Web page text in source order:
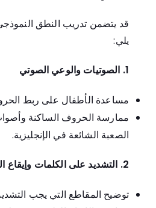
يلي:
1. الصوتيات والوعي الصوتي
مساعدة الأطفال على ربط
الصعبة الشائعة في الإنجليزية.
2. التشديد على الكلمات وإيقاع الجمل
توضيح المقاطع التي يجب